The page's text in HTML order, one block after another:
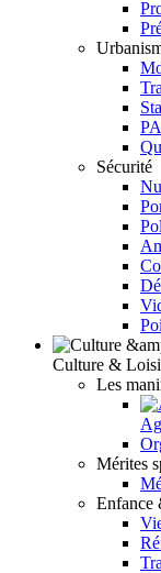
Sécurité
Culture &
Les
Mérites
Enfance